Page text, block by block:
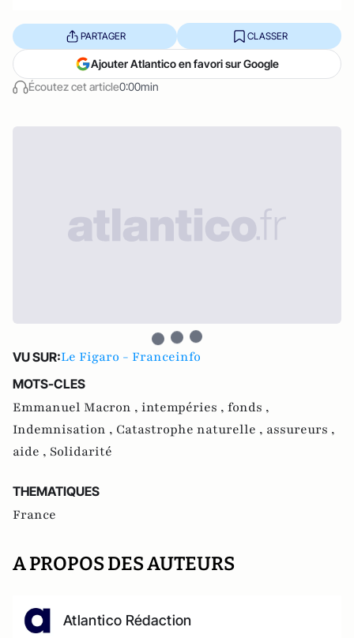
Écoutez cet article0:00min
PARTAGER CLASSER
Ajouter Atlantico en favori sur Google
VU SUR:Le Figaro - Franceinfo
MOTS-CLES
Emmanuel Macron , intempéries , fonds ,
Indemnisation , Catastrophe naturelle , assureurs ,
aide , Solidarité
THEMATIQUES
France
A PROPOS DES AUTEURS
Atlantico Rédaction